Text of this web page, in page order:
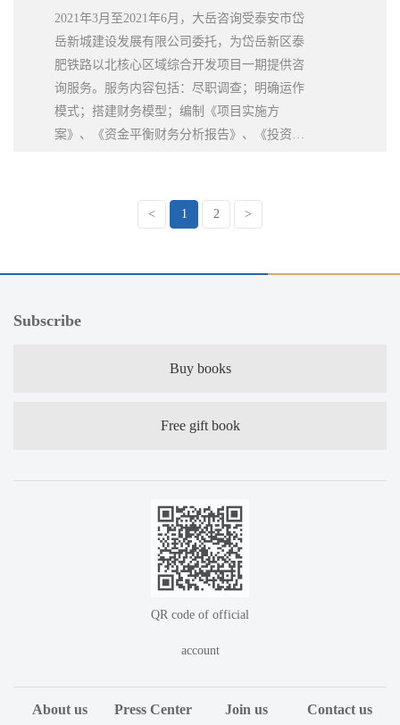
2021年3月至2021年6月，大岳咨询受泰安市岱
岳新城建设发展有限公司委托，为岱岳新区泰
肥铁路以北核心区域综合开发项目一期提供咨
询服务。服务内容包括：尽职调查；明确运作
模式；搭建财务模型；编制《项目实施方
案》、《资金平衡财务分析报告》、《投资合
签约；协助政府进行各项汇报工作等。
< 1 2 >
Subscribe
Buy books
Free gift book
QR code of official
account
About us Press Center Join us Contact us